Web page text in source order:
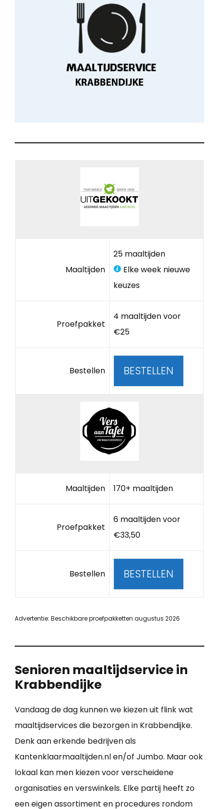
Maaltijden
25 maaltijden
Elke week nieuwe
keuzes
Proefpakket
4 maaltijden voor
€25
Bestellen BESTELLEN
Maaltijden 170+ maaltijden
Proefpakket
6 maaltijden voor
€33,50
Bestellen BESTELLEN
Advertentie: Beschikbare proefpakketten augustus 2026
Senioren maaltijdservice in
Krabbendijke
Vandaag de dag kunnen we kiezen uit flink wat
maaltijdservices die bezorgen in Krabbendijke.
Denk aan erkende bedrijven als
Kantenklaarmaaltijden.nl en/of Jumbo. Maar ook
lokaal kan men kiezen voor verscheidene
organisaties en verswinkels. Elke partij heeft zo
een eigen assortiment en procedures rondom